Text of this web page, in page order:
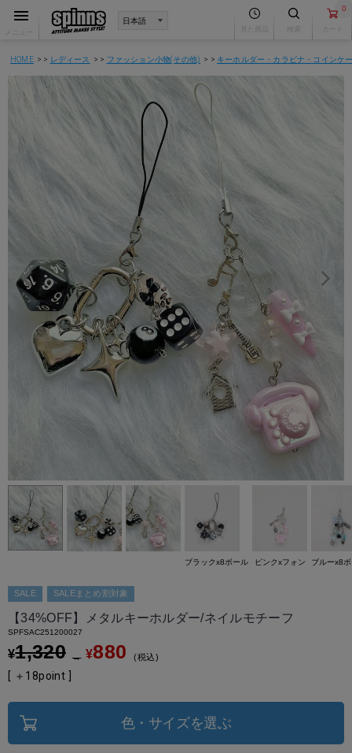
0
HOME レディース ファッション小物(その他) キーホルダー・カラビナ・コインケ
SALE SALEまとめ割対象
【34%OFF】メタルキーホルダー/ネイルモチーフ
SPFSAC251200027
¥1,320 → ¥880 税込
[ ＋ 18point ]
色・サイズを選ぶ
ブラックx8ボール ピンクxフォン ブルーx8